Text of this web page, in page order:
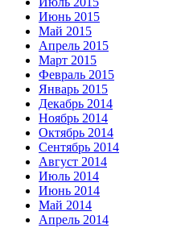
Июнь 2015
Май 2015
Апрель 2015
Март 2015
Февраль 2015
Январь 2015
Декабрь 2014
Ноябрь 2014
Октябрь 2014
Сентябрь 2014
Август 2014
Июль 2014
Июнь 2014
Май 2014
Апрель 2014